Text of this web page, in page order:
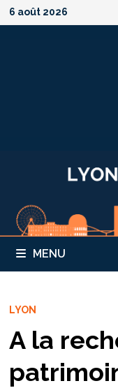
Passer
au
6 août 2026
MENU
LYON
A la